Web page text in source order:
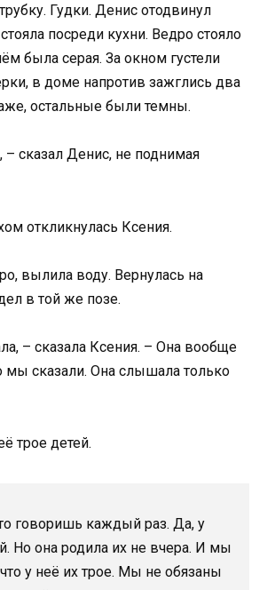
Гудки. Денис отодвинул
посреди кухни. Ведро стояло
была серая. За окном густели
в доме напротив зажглись два
остальные были темны.
– сказал Денис, не поднимая
откликнулась Ксения.
вылила воду. Вернулась на
в той же позе.
– сказала Ксения. – Она вообще
мы сказали. Она слышала только
трое детей.
говоришь каждый раз. Да, у
Но она родила их не вчера. И мы
у неё их трое. Мы не обязаны